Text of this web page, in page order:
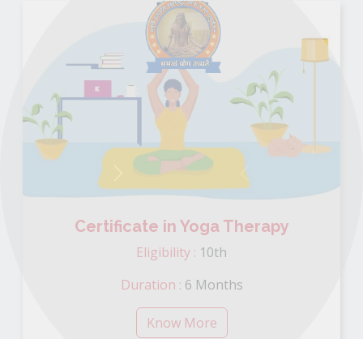
Certificate in Yoga Therapy
Eligibility : 10th
Duration : 6 Months
Know More
Previous